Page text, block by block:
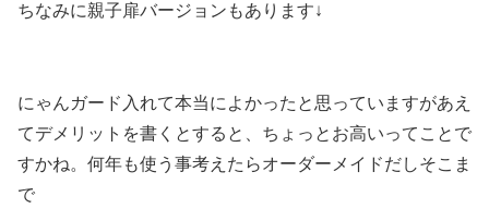
ちなみに親子扉バージョンもあります↓
にゃんガード入れて本当によかったと思っていますがあえ
てデメリットを書くとすると、ちょっとお高いってことで
すかね。何年も使う事考えたらオーダーメイドだしそこま
で